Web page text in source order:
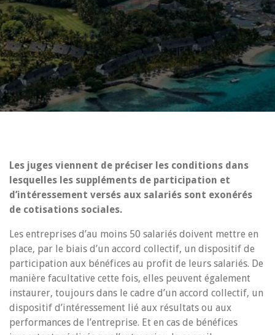
Les juges viennent de préciser les conditions dans
lesquelles les suppléments de participation et
d’intéressement versés aux salariés sont exonérés
de cotisations sociales.
Les entreprises d’au moins 50 salariés doivent mettre en
place, par le biais d’un accord collectif, un dispositif de
participation aux bénéfices au profit de leurs salariés. De
manière facultative cette fois, elles peuvent également
instaurer, toujours dans le cadre d’un accord collectif, un
dispositif d’intéressement lié aux résultats ou aux
performances de l’entreprise. Et en cas de bénéfices